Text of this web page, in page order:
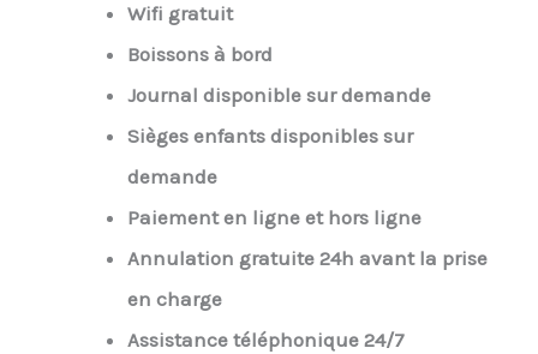
Wifi gratuit
Boissons à bord
Journal disponible sur demande
Sièges enfants disponibles sur
demande
Paiement en ligne et hors ligne
Annulation gratuite 24h avant la prise
en charge
Assistance téléphonique 24/7